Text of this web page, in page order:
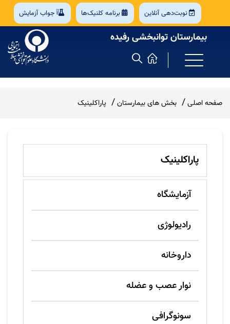
نوبت‌دهی آنلاین برنامه کلنیک‌ها جواب آزمایش
بیمارستان توانبخشی رفیده
صفحه اصلی بخش های بیمارستان پاراکلینیک
پاراکلینیک
آزمایشگاه
رادیولوژی
داروخانه
نوار عصب و عضله
سونوگرافی